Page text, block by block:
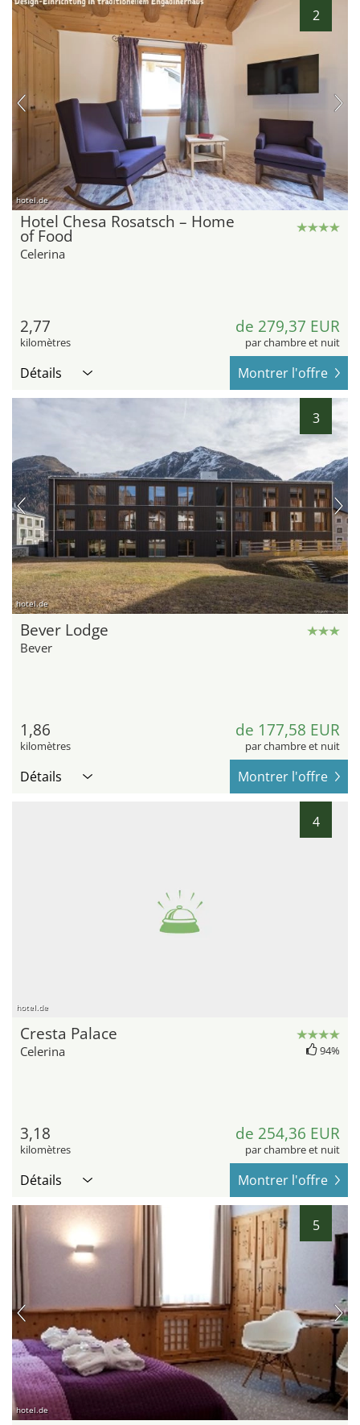
2
hotel.de
Hotel Chesa Rosatsch – Home
of Food
Celerina
2,77
kilomètres
de 279,37 EUR
par chambre et nuit
Détails Montrer l'offre
3
hotel.de
Bever Lodge
Bever
1,86
kilomètres
de 177,58 EUR
par chambre et nuit
Détails Montrer l'offre
4
hotel.de
Cresta Palace
Celerina 94%
3,18
kilomètres
de 254,36 EUR
par chambre et nuit
Détails Montrer l'offre
5
hotel.de